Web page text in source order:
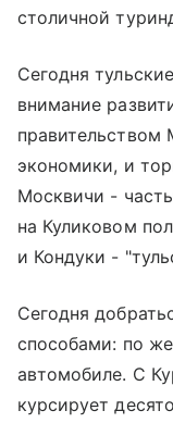
столичной
Сегодня
внимание
правительством
экономики, и
Москвичи -
на Куликовом
и Кондуки -
Сегодня
способами: по
автомобиле. С
курсирует